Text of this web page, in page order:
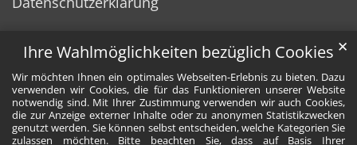
Ihre Wahlmöglichkeiten bezüglich Cookies
Wir möchten Ihnen ein optimales Webseiten-Erlebnis zu bieten. Dazu
verwenden wir Cookies, die für das Funktionieren unserer Website
notwendig sind. Mit Ihrer Zustimmung verwenden wir auch Cookies,
die zur Anzeige externer Inhalte oder zu anonymen Statistikzwecken
genutzt werden. Sie können selbst entscheiden, welche Kategorien Sie
zulassen möchten. Bitte beachten Sie, dass auf Basis Ihrer
✕